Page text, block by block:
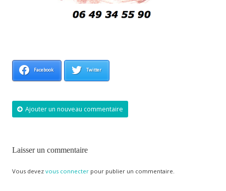
Facebook Twitter
Ajouter un nouveau commentaire
Laisser un commentaire
Vous devez vous connecterpour publier un commentaire.